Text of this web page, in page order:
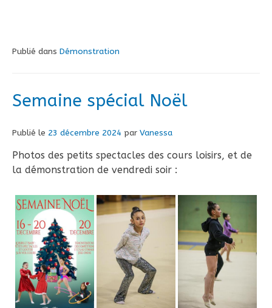
Publié dans Démonstration
Semaine spécial Noël
Publié le 23 décembre 2024 par Vanessa
Photos des petits spectacles des cours loisirs, et de
la démonstration de vendredi soir :